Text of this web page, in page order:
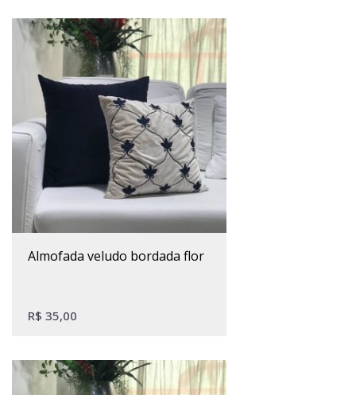
almofada veludo bordada flor
R$ 35,00